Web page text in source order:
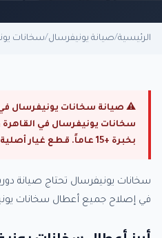
الرئيسية/صيانة يونيفرسال/سخانات
⚠ صيانة سخانات يونيفرسال
سخانات يونيفرسال في
بخبرة +15 عاماً. قطع غيار أصلية — ضمان 6 أشهر.
سخانات يونيفرسال تحتاج صيانة
في إصلاح جميع أعطال سخانات